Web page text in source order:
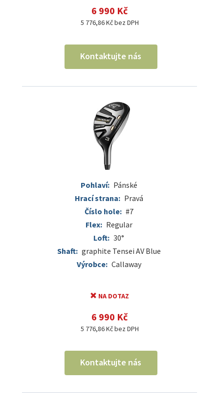
6 990 Kč
5 776,86 Kč bez DPH
Kontaktujte nás
Pohlaví: Pánské
Hrací strana: Pravá
Číslo hole: #7
Flex: Regular
Loft: 30°
Shaft: graphite Tensei AV Blue
Výrobce: Callaway
NA DOTAZ
6 990 Kč
5 776,86 Kč bez DPH
Kontaktujte nás